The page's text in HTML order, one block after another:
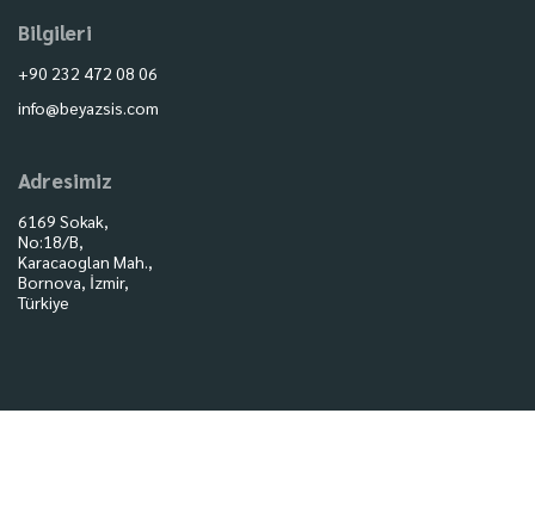
Bilgileri
+90 232 472 08 06
info@beyazsis.com
Adresimiz
6169 Sokak,
No:18/B,
Karacaoglan Mah.,
Bornova, İzmir,
Türkiye